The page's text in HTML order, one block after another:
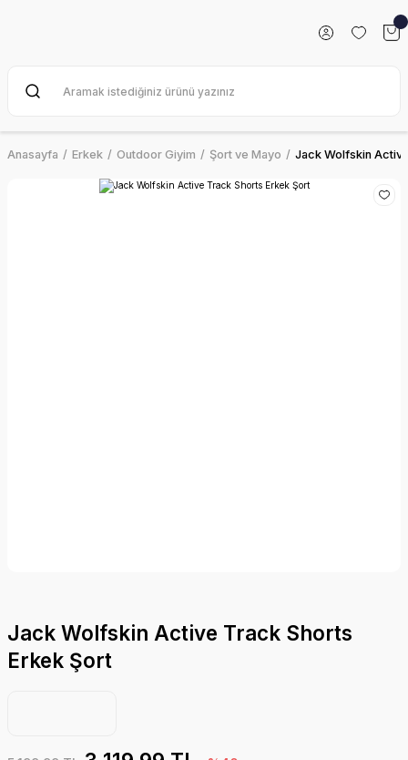
Anasayfa Erkek Outdoor Giyim Şort ve Mayo Jack Wolfskin
Jack Wolfskin Active Track Shorts
Erkek Şort